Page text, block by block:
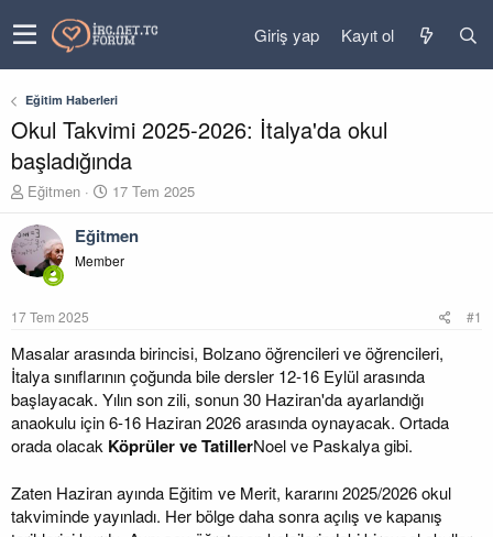
Giriş yap Kayıt ol
Eğitim Haberleri
Okul Takvimi 2025-2026: İtalya'da okul
başladığında
K
n
u
y
b
a
ş
a
t
a
n
Eğitmen
B
ş
l
a
ç
a
r
i
h
17 Tem 2025
Eğitmen
Member
17 Tem 2025 #1
Masalar arasında birincisi, Bolzano öğrencileri ve öğrencileri,
İtalya sınıflarının çoğunda bile dersler 12-16 Eylül arasında
başlayacak. Yılın son zili, sonun 30 Haziran'da ayarlandığı
anaokulu için 6-16 Haziran 2026 arasında oynayacak. Ortada
orada olacak Köprüler ve TatillerNoel ve Paskalya gibi.
Zaten Haziran ayında Eğitim ve Merit, kararını 2025/2026 okul
takviminde yayınladı. Her bölge daha sonra açılış ve kapanış